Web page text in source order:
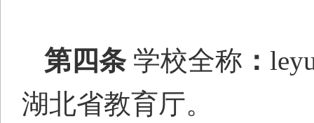
第四条 学校全称 ：
湖北省教育厅。